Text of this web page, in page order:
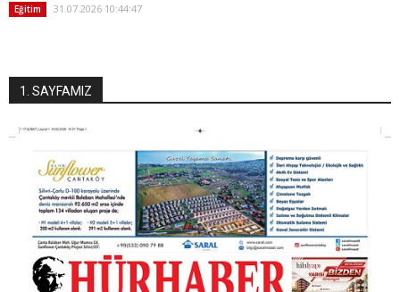
Eğitim 31.07.2026 10:44:47
1. SAYFAMIZ